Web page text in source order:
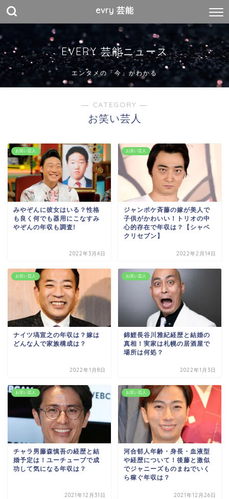
evry 芸能
EVERY 芸能ニュース
エンタメの「今」がわかる
― CATEGORY ―
お笑い芸人
お笑い芸人
みやぞんに彼女はいる？性格
も良く何でも器用にこなすみ
やぞんの年収も調査!
2022年3月4日
お笑い芸人
ジャンポケ斉藤の嫁が美人で
子供がかわいい！トリオの中
心的存在で年収は？【シャベ
クリセブン】
2022年2月14日
お笑い芸人
ナイツ塙宣之の年収は？嫁は
どんな人で家族構成は？
2022年1月8日
お笑い芸人
錦鯉長谷川雅紀経歴と結婚の
真相！実家は札幌の居酒屋で
場所は何処？
2022年1月3日
お笑い芸人
チャラ男藤森慎吾の経歴と結
婚予定は！ユーチューブで成
功して気になる年収は？
2021年12月31日
お笑い芸人
河合郁人年齢・身長・血液型
や経歴について！後藤と激似
でジャニーズものまねでいく
ら稼ぐ年収は？
2021年12月26日